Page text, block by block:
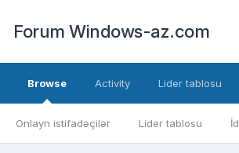
Forum Windows-az.com
Browse
Onlayn istifadəçilər Lider tablosu
Activity Lider tablosu